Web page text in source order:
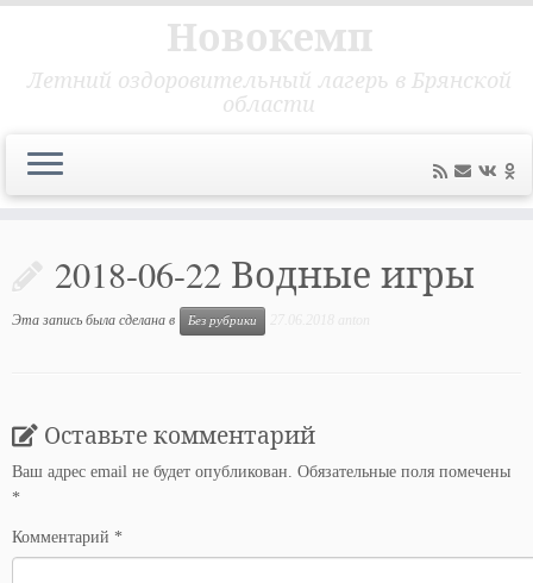
содержимому
Новокемп
Летний оздоровительный лагерь в Брянской
области
2018-06-22 Водные игры
Эта запись была сделана в Без рубрики
Оставьте комментарий
Ваш адрес email не будет опубликован. Обязательные поля помечены
*
Комментарий *